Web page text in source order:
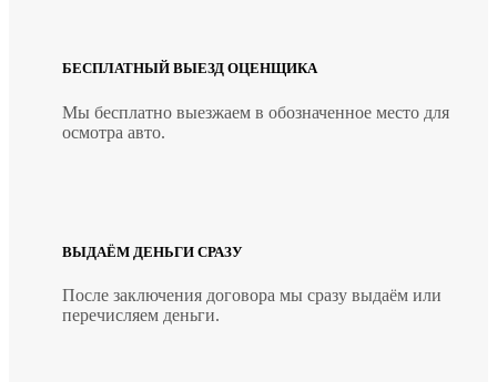
БЕСПЛАТНЫЙ ВЫЕЗД ОЦЕНЩИКА
Мы бесплатно выезжаем в обозначенное место для
осмотра авто.
ВЫДАЁМ ДЕНЬГИ СРАЗУ
После заключения договора мы сразу выдаём или
перечисляем деньги.